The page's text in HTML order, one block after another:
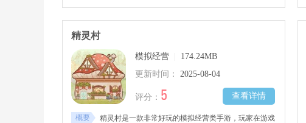
个年龄段的朋友们，自由定制你的角色外貌、性格、属性、家庭
等，从嗷嗷待哺的婴儿开启你的全新人生，可以自由装修房屋、
设计服装、发展事业、结交伙伴、结婚生子等，不管想干什么都
精灵村
模拟经营
174.24MB
更新时间：
2025-08-04
查看详情
评分： 5
概要
精灵村是一款非常好玩的模拟经营类手游，玩家在游戏